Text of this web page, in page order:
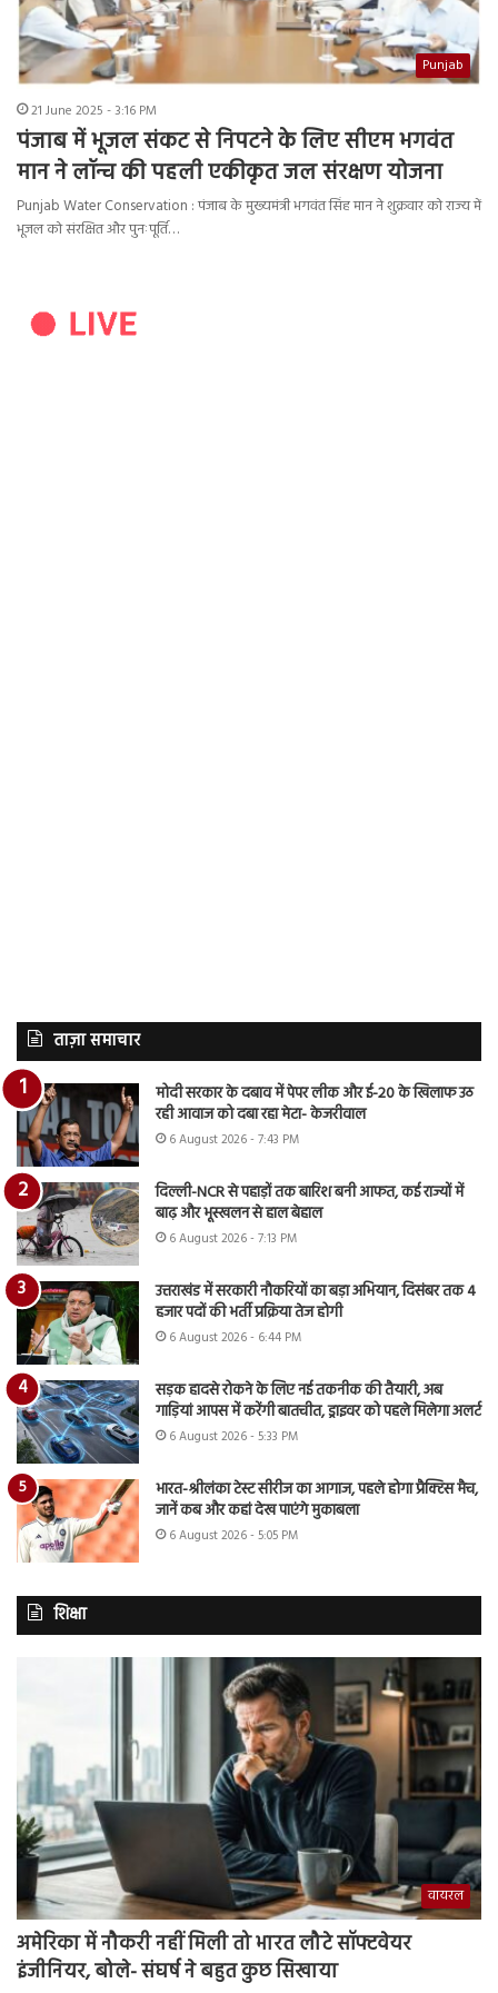
Punjab
21 June 2025 - 3:16 PM
पंजाब में भूजल संकट से निपटने के लिए सीएम भगवंत
मान ने लॉन्च की पहली एकीकृत जल संरक्षण योजना
Punjab Water Conservation : पंजाब के मुख्यमंत्री भगवंत सिंह मान ने शुक्रवार को राज्य में
भूजल को संरक्षित और पुनःपूर्ति…
ताज़ा समाचार
मोदी सरकार के दबाव में पेपर लीक और ई-20 के खिलाफ उठ
रही आवाज को दबा रहा मेटा- केजरीवाल
6 August 2026 - 7:43 PM
दिल्ली-NCR से पहाड़ों तक बारिश बनी आफत, कई राज्यों में
बाढ़ और भूस्खलन से हाल बेहाल
6 August 2026 - 7:13 PM
उत्तराखंड में सरकारी नौकरियों का बड़ा अभियान, दिसंबर तक 4
हजार पदों की भर्ती प्रक्रिया तेज होगी
6 August 2026 - 6:44 PM
सड़क हादसे रोकने के लिए नई तकनीक की तैयारी, अब
गाड़ियां आपस में करेंगी बातचीत, ड्राइवर को पहले मिलेगा अलर्ट
6 August 2026 - 5:33 PM
भारत-श्रीलंका टेस्ट सीरीज का आगाज, पहले होगा प्रैक्टिस मैच,
जानें कब और कहां देख पाएंगे मुकाबला
6 August 2026 - 5:05 PM
शिक्षा
वायरल
अमेरिका में नौकरी नहीं मिली तो भारत लौटे सॉफ्टवेयर
इंजीनियर, बोले- संघर्ष ने बहुत कुछ सिखाया